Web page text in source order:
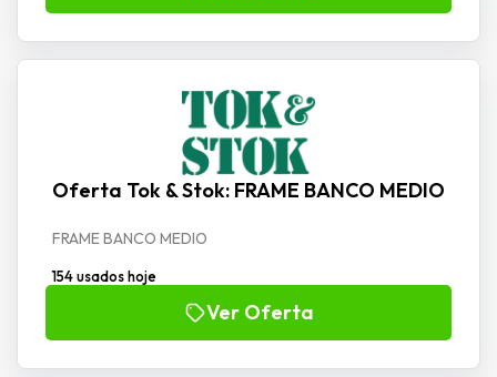
Oferta Tok & Stok: FRAME BANCO MEDIO
FRAME BANCO MEDIO
154 usados hoje
Ver Oferta